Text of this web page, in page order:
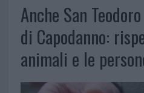
Anche San
di Capodanno:
animali e le